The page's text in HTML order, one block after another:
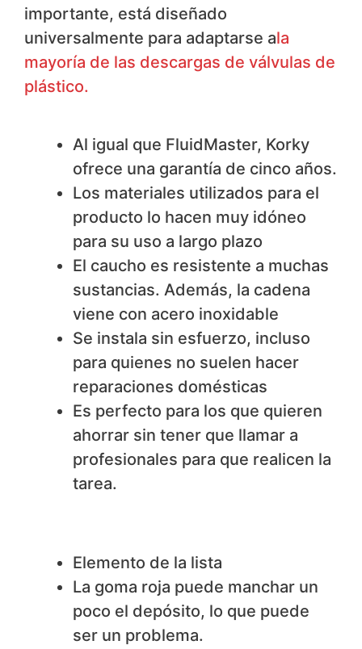
importante, está diseñado
universalmente para adaptarse ala
mayoría de las descargas de válvulas de
plástico.
Al igual que FluidMaster, Korky
ofrece una garantía de cinco años.
Los materiales utilizados para el
producto lo hacen muy idóneo
para su uso a largo plazo
El caucho es resistente a muchas
sustancias. Además, la cadena
viene con acero inoxidable
Se instala sin esfuerzo, incluso
para quienes no suelen hacer
reparaciones domésticas
Es perfecto para los que quieren
ahorrar sin tener que llamar a
profesionales para que realicen la
tarea.
Elemento de la lista
La goma roja puede manchar un
poco el depósito, lo que puede
ser un problema.